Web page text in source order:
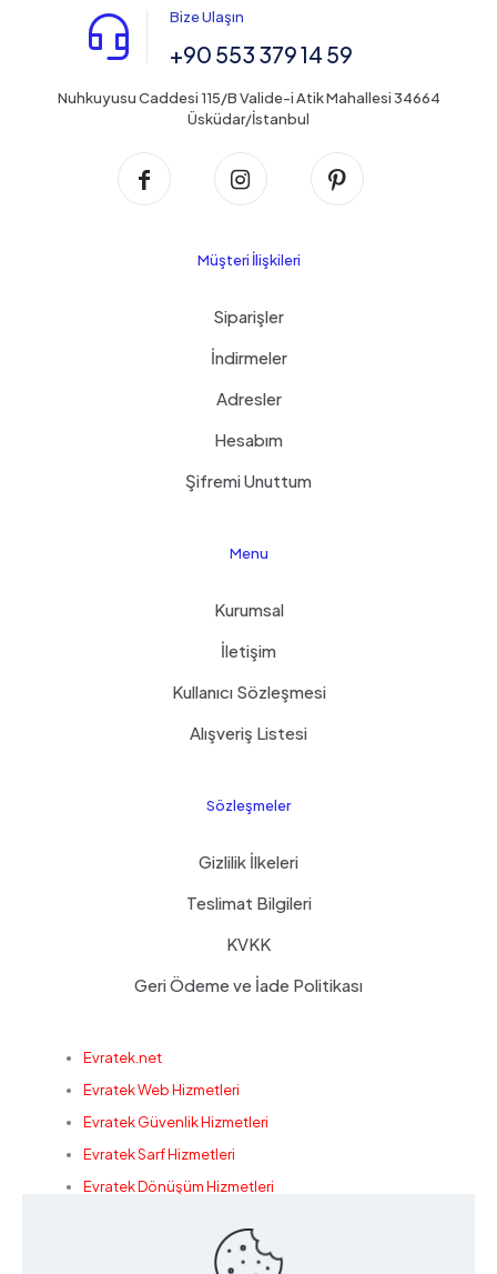
Bize Ulaşın
+90 553 379 14 59
Nuhkuyusu Caddesi 115/B Valide-i Atik Mahallesi 34664
Üsküdar/İstanbul
Müşteri İlişkileri
Siparişler
İndirmeler
Adresler
Hesabım
Şifremi Unuttum
Menu
Kurumsal
İletişim
Kullanıcı Sözleşmesi
Alışveriş Listesi
Sözleşmeler
Gizlilik İlkeleri
Teslimat Bilgileri
KVKK
Geri Ödeme ve İade Politikası
Evratek.net
Evratek Web Hizmetleri
Evratek Güvenlik Hizmetleri
Evratek Sarf Hizmetleri
Evratek Dönüşüm Hizmetleri